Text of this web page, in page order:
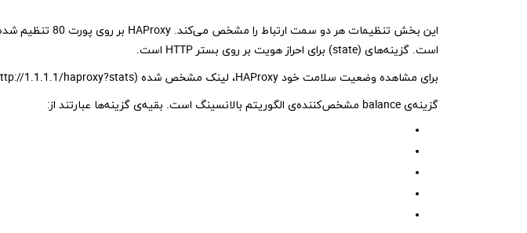
است. گزینه‌های (state) برای احراز هویت بر روی بستر HTTP است.
برای مشاهده وضعیت سلامت خود HAProxy، لینک مشخص شده (http://1.1.1.1/haproxy?stats;) را ببنید.
گزینه‌ی balance مشخص‌کننده‌ی الگوریتم بالانسینگ است. بقیه‌ی گزینه‌ها عبارتند از: